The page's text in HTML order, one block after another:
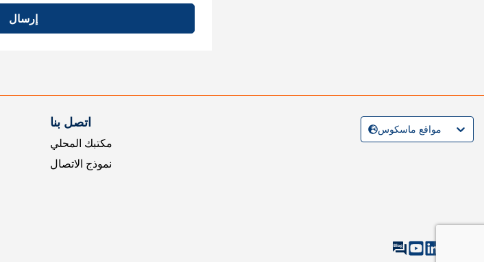
إرسال
اتصل بنا
مكتبك المحلي
نموذج الاتصال
مواقع ماسكوس